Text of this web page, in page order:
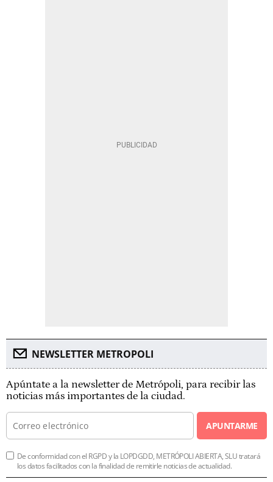
NEWSLETTER METROPOLI
Apúntate a la newsletter de Metrópoli, para recibir las
noticias más importantes de la ciudad.
APUNTARME
De conformidad con el RGPD y la LOPDGDD, METRÓPOLI ABIERTA, SLU tratará
los datos facilitados con la finalidad de remitirle noticias de actualidad.